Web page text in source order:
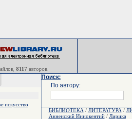
8117 авторов.
искусство
Поиск:
По автору:
БИБЛИОТЕКА / ЛИТЕРАТУРА /
Анненский Иннокентий/ Лирика